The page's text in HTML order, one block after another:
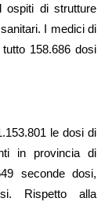
ospiti di strutture
I medici di
158.686 dosi
le dosi di
in provincia di
seconde dosi,
Rispetto alla